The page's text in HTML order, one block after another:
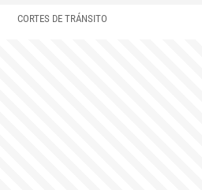
CORTES DE TRÁNSITO